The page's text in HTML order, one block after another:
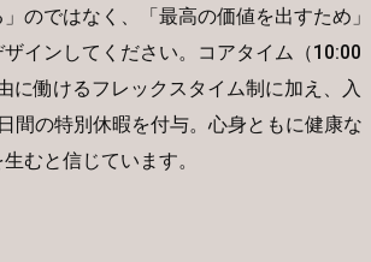
」のではなく、「最高の価値を出すため」
インしてください。コアタイム（10:00
に働けるフレックスタイム制に加え、入
間の特別休暇を付与。心身ともに健康な
むと信じています。